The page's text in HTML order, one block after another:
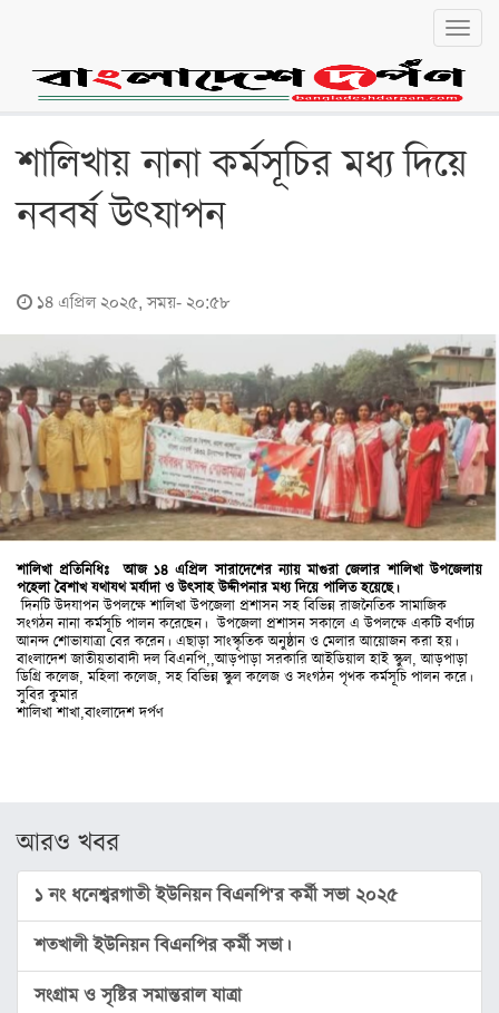
রাজনীতি
লোকালয়
চট্টগ্রাম
বরিশাল
খুলনা
ঢাকা
সিলেট
ময়মনসিংহ
রাজশাহী
রংপুর
বিদেশ
মধ্যপ্রাচ্য
এশিয়া
আফ্রিকা
অস্ট্রেলিয়া
বাংলা English
শালিখায় নানা কর্মসূচির মধ্য দিয়ে
নববর্ষ উৎযাপন
১৪ এপ্রিল ২০২৫, সময়- ২০:৫৮
শালিখা প্রতিনিধিঃ আজ ১৪ এপ্রিল সারাদেশের ন্যায় মাগুরা জেলার শালিখা উপজেলায়
পহেলা বৈশাখ যথাযথ মর্যাদা ও উৎসাহ উদ্দীপনার মধ্য দিয়ে পালিত হয়েছে।
দিনটি উদযাপন উপলক্ষে শালিখা উপজেলা প্রশাসন সহ বিভিন্ন রাজনৈতিক সামাজিক
সংগঠন নানা কর্মসূচি পালন করেছেন। উপজেলা প্রশাসন সকালে এ উপলক্ষে একটি বর্ণাঢ্য
আনন্দ শোভাযাত্রা বের করেন। এছাড়া সাংস্কৃতিক অনুষ্ঠান ও মেলার আয়োজন করা হয়।
বাংলাদেশ জাতীয়তাবাদী দল বিএনপি,,আড়পাড়া সরকারি আইডিয়াল হাই স্কুল, আড়পাড়া
ডিগ্রি কলেজ, মহিলা কলেজ, সহ বিভিন্ন স্কুল কলেজ ও সংগঠন পৃথক কর্মসূচি পালন করে।
সুবির কুমার
শালিখা শাখা,বাংলাদেশ দর্পণ
আরও খবর
১ নং ধনেশ্বরগাতী ইউনিয়ন বিএনপি'র কর্মী সভা ২০২৫
শতখালী ইউনিয়ন বিএনপির কর্মী সভা।
সংগ্রাম ও সৃষ্টির সমান্তরাল যাত্রা